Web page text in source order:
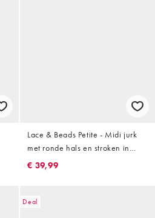
Lace & Beads Petite - Midi jurk
met ronde hals en stroken in
lichtblauw
€ 39,99
Deal